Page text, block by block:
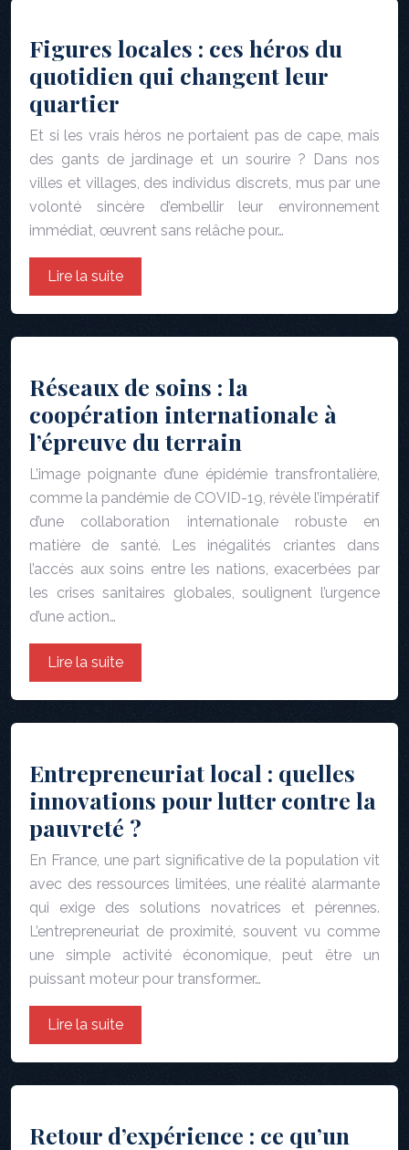
Figures locales : ces héros du
quotidien qui changent leur
quartier
Et si les vrais héros ne portaient pas de cape, mais
des gants de jardinage et un sourire ? Dans nos
villes et villages, des individus discrets, mus par une
volonté sincère d’embellir leur environnement
immédiat, œuvrent sans relâche pour…
Lire la suite
Réseaux de soins : la
coopération internationale à
l’épreuve du terrain
L’image poignante d’une épidémie transfrontalière,
comme la pandémie de COVID-19, révèle l’impératif
d’une collaboration internationale robuste en
matière de santé. Les inégalités criantes dans
l’accès aux soins entre les nations, exacerbées par
les crises sanitaires globales, soulignent l’urgence
d’une action…
Lire la suite
Entrepreneuriat local : quelles
innovations pour lutter contre la
pauvreté ?
En France, une part significative de la population vit
avec des ressources limitées, une réalité alarmante
qui exige des solutions novatrices et pérennes.
L’entrepreneuriat de proximité, souvent vu comme
une simple activité économique, peut être un
puissant moteur pour transformer…
Lire la suite
Retour d’expérience : ce qu’un